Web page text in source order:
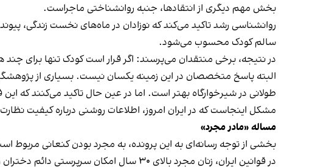
بخش مهم دیگری از انتقادها، جنبه روانشناختی ماجراست.
روانشناسی رشد تاکید می‌کند که نوزادان در ماه‌های نخست زندگی،
سالم کودک محسوب می‌شود.
در نتیجه، برخی منتقدان می‌پرسند: اگر قرار است کودک تنها برای
البته پاسخ متخصصان در این زمینه یکسان نیست. بسیاری از
طولانی در شیرخوارگاه بهتر است. اما در عین حال تاکید می‌کنند که
مشکل اینجاست که در ایران امروز، اطلاعات روشنی درباره کیفیت
مساله «مادر مجرد»
بخشی از توجه رسانه‌ای به این پرونده، به مجرد بودن کنعانی مربوط
در قوانین ایران، زنان مجرد بالای ۳۰